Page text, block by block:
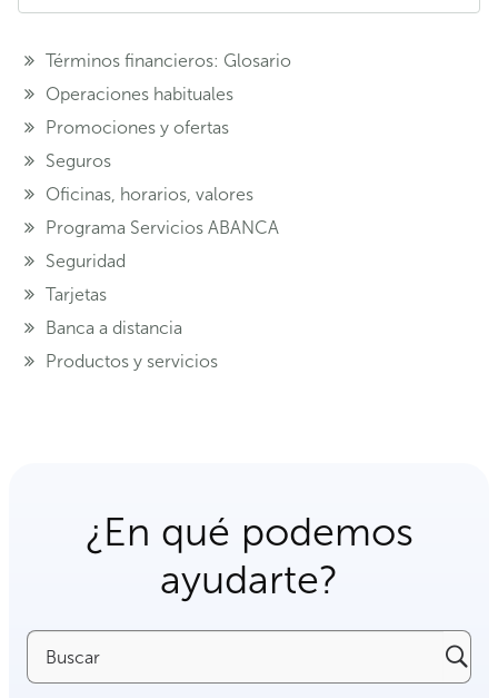
Términos financieros: Glosario
Operaciones habituales
Promociones y ofertas
Seguros
Oficinas, horarios, valores
Programa Servicios ABANCA
Seguridad
Tarjetas
Banca a distancia
Productos y servicios
¿En qué podemos
ayudarte?
Buscar